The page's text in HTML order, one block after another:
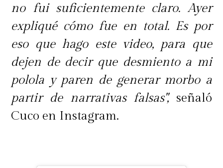
no fui suficientemente claro. Ayer
expliqué cómo fue en total. Es por
eso que hago este video, para que
dejen de decir que desmiento a mi
polola y paren de generar morbo a
partir de narrativas falsas",señaló
Cuco en Instagram.